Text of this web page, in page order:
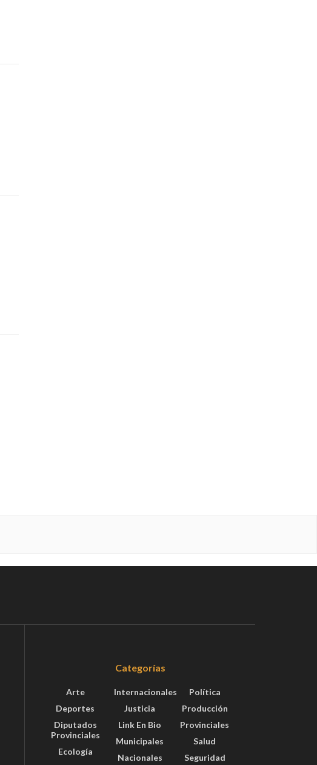
Categorías
Arte
Deportes
Diputados
Provinciales
Ecología
Internacionales
Justicia
Link En Bio
Municipales
Nacionales
Política
Producción
Provinciales
Salud
Seguridad